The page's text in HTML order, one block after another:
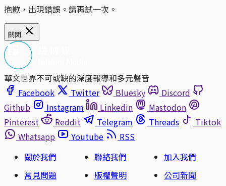
抱歉，出現錯誤。請再試一次。
關閉
華文世界不可或缺的深度報導和多元聲音
Facebook
Twitter Bluesky
Discord
Github
Instagram Linkedin
Mastodon
Pinterest
Reddit Telegram Threads
Tiktok
Whatsapp
Youtube
RSS
關於我們
聯絡我們
加入我們
常見問題
版權聲明
公司新聞